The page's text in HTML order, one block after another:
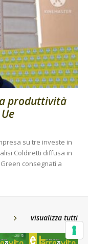
produttività
su tre investe in
Coldiretti diffusa in
consegnati a
visualizza tutti